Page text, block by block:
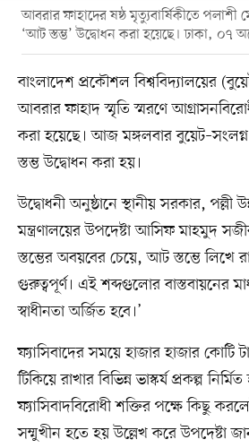
আবরার ফাহাদের ষষ্ঠ মৃত্যুবার্ষিকীতে পলাশী
‘আট স্তম্ভ’ উদ্বোধন করা হয়েছে। ঢাকা, ০৭
বাংলাদেশ প্রকৌশল বিশ্ববিদ্যালয়ের
আবরার ফাহাদ স্মৃতি স্মরণে
করা হয়েছে। আজ মঙ্গলবার
স্তম্ভ উদ্বোধন করা হয়।
উদ্বোধনী অনুষ্ঠানে স্থানীয় সরকার, পল্লী
মন্ত্রণালয়ের উপদেষ্টা আসিফ মাহমুদ
স্তম্ভের অবয়বের চেয়ে, আট স্তম্ভে
গুরুত্বপূর্ণ। এই শব্দগুলোর বাস্তবায়নের
স্বাধীনতা অর্জিত হবে।’
ফ্যাসিবাদের সময়ে হাজার হাজার কোটি
টিকিয়ে রাখার বিভিন্ন ভাস্কর্য প্রকল্প
ফ্যাসিবাদবিরোধী শক্তির পক্ষে কিছু
সম্মুখীন হতে হয় উল্লেখ করে উপদেষ্টা